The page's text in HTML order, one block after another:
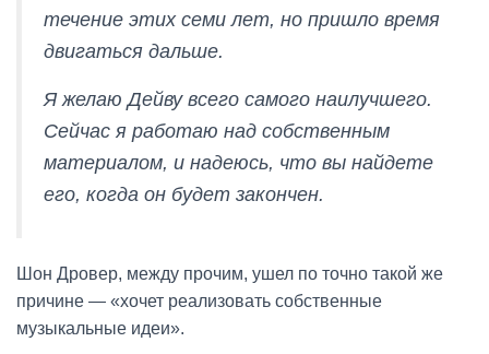
течение этих семи лет, но пришло время
двигаться дальше.
Я желаю Дейву всего самого наилучшего.
Сейчас я работаю над собственным
материалом, и надеюсь, что вы найдете
его, когда он будет закончен.
Шон Дровер, между прочим, ушел по точно такой же
причине — «хочет реализовать собственные
музыкальные идеи».